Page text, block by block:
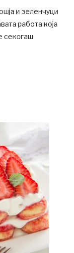
и зеленчуци
работа која
секогаш